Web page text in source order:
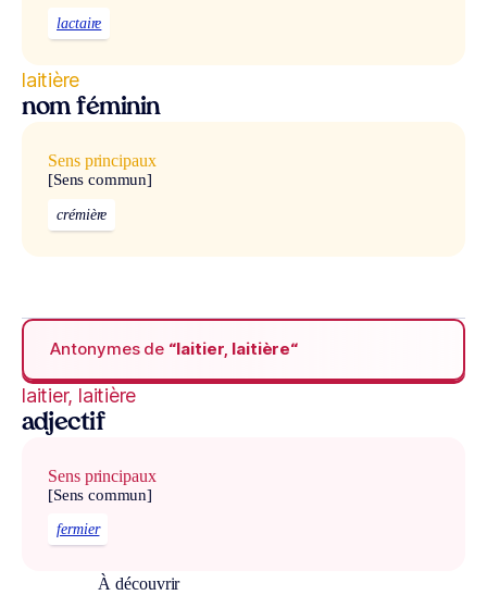
lactaire
laitière
nom féminin
Sens principaux
[Sens commun]
crémière
Antonymes de “laitier, laitière“
laitier, laitière
adjectif
Sens principaux
[Sens commun]
fermier
À découvrir